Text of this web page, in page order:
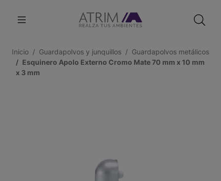
Inicio Guardapolvos y junquillos
Guardapolvos metálicos
Esquinero Apolo Externo Cromo Mate 70 mm x 10 mm
x 3 mm